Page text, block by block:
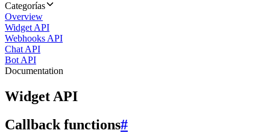
Categorías
Overview
Widget API
Webhooks API
Chat API
Bot API
Documentation
Widget API
Callback functions#